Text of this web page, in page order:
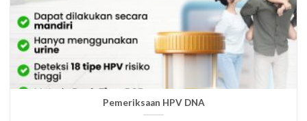
Pemeriksaan HPV DNA